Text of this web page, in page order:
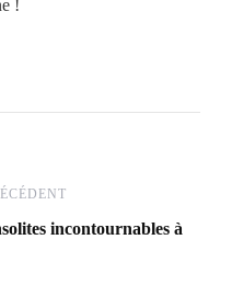
!
incontournables à